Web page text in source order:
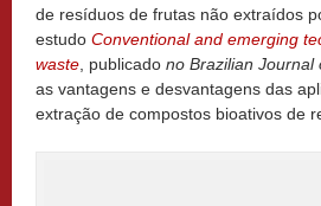
de resíduos de frutas não extraídos
estudo Conventional and emerging
waste , publicado no Brazilian Journal
as vantagens e desvantagens das
extração de compostos bioativos de